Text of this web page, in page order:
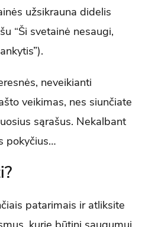
užsikrauna didelis
“Ši svetainė nesaugi,
neveikianti
veikimas, nes siunčiate
sąrašus. Nekalbant
pokyčius…
patarimais ir atliksite